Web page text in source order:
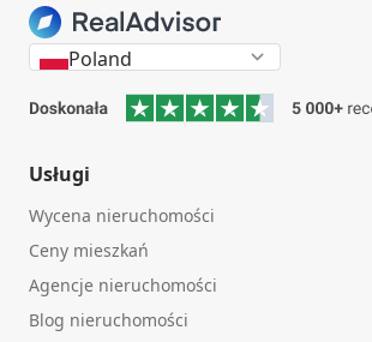
Poland
Usługi
Wycena nieruchomości
Ceny mieszkań
Agencje nieruchomości
Blog nieruchomości